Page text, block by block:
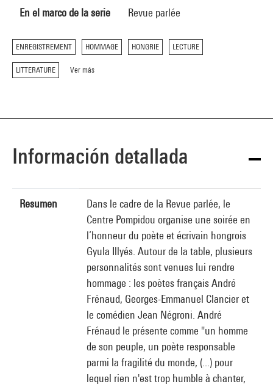
En el marco de la serie Revue parlée
ENREGISTREMENT HOMMAGE HONGRIE LECTURE
LITTERATURE Ver más
Información detallada
Resumen
Dans le cadre de la Revue parlée, le
Centre Pompidou organise une soirée en
l’honneur du poète et écrivain hongrois
Gyula Illyés. Autour de la table, plusieurs
personnalités sont venues lui rendre
hommage : les poètes français André
Frénaud, Georges-Emmanuel Clancier et
le comédien Jean Négroni. André
Frénaud le présente comme "un homme
de son peuple, un poète responsable
parmi la fragilité du monde, (...) pour
lequel rien n'est trop humble à chanter,